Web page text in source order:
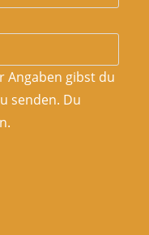
Angaben gibst du
senden. Du